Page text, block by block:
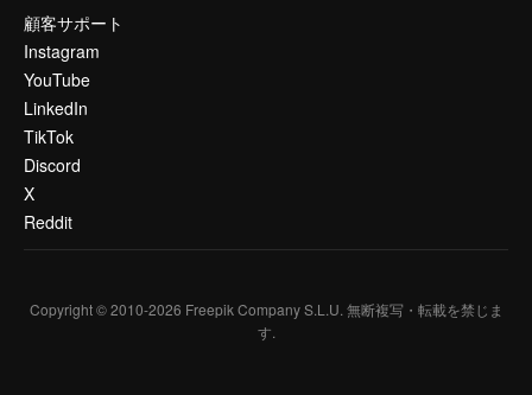
顧客サポート
Instagram
YouTube
LinkedIn
TikTok
Discord
X
Reddit
Copyright © 2010-2026 Freepik Company S.L.U. 無断複写・転載を禁じま
す.